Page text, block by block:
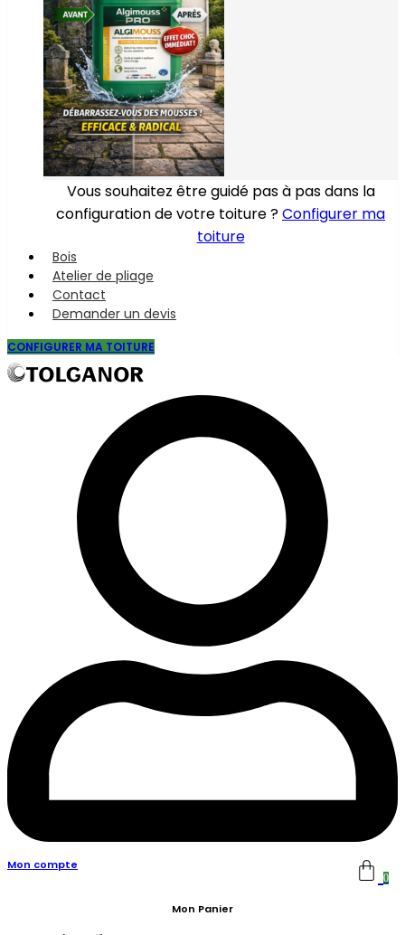
Vous souhaitez être guidé pas à pas dans la
configuration de votre toiture ?Configurer ma
toiture
Bois
Atelier de pliage
Contact
Demander un devis
CONFIGURER MA TOITURE
Mon compte
0
Mon Panier